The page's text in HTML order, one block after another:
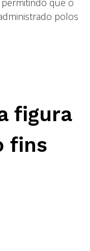
que o
polos
figura
fins